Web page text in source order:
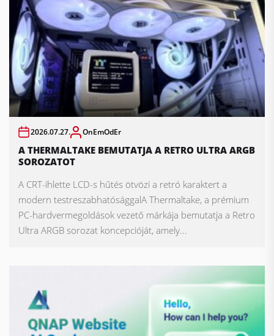
2026.07.27. OnEmOdEr
A THERMALTAKE BEMUTATJA A RETRO ULTRA ARGB
SOROZATOT
A CRT-ihlette LCD-s hűtés ötvözi a retró karaktert a
modern testreszabhatósággalA Thermaltake, a prémium
PC-hardvermegoldások vezető márkája bemutatja a Retro
Ultra ARGB sorozat koncepcióját, amely...